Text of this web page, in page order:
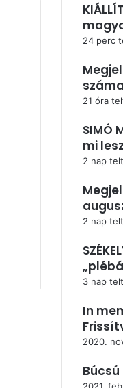
24 perc
száma
21 óra
SIMÓ
mi
2 nap
2 nap
3 nap
In
2020.